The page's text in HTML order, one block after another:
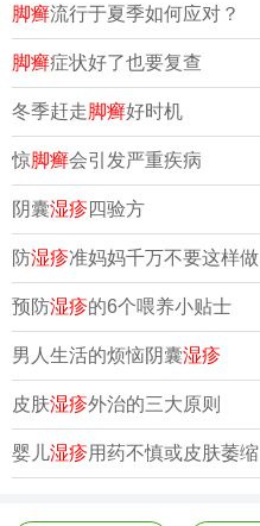
脚癣流行于夏季如何应对？
脚癣症状好了也要复查
冬季赶走脚癣好时机
惊脚癣会引发严重疾病
阴囊湿疹 四验方
防湿疹准妈妈千万不要这样做
预防湿疹的6个喂养小贴士
男人生活的烦恼阴囊湿疹
皮肤湿疹外治的三大原则
婴儿湿疹用药不慎或皮肤萎缩